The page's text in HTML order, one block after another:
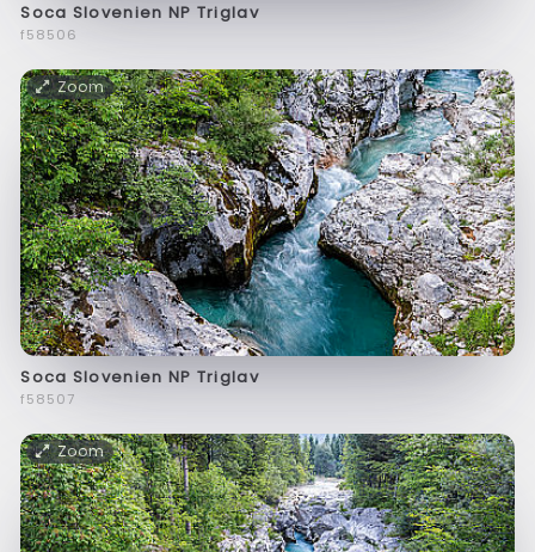
Soca Slovenien NP Triglav
f58506
Zoom
Soca Slovenien NP Triglav
f58507
Zoom